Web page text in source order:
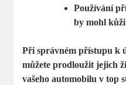
Používání
by mohl
Při správném přístupu k
můžete prodloužit jejich
vašeho automobilu v top